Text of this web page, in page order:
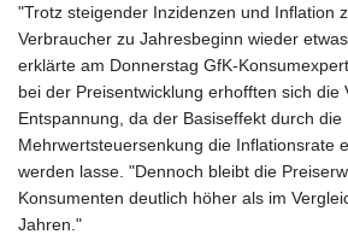
HKD
HNL
HRK
HTG
HUF
IDR
ILS
IMP
"Trotz steigender Inzidenzen und Inflation
Verbraucher zu Jahresbeginn wieder
erklärte am Donnerstag GfK-
bei der Preisentwicklung erhofften sich die
Entspannung, da der Basiseffekt durch
Mehrwertsteuersenkung die Inflationsrate
werden lasse. "Dennoch bleibt die
Konsumenten deutlich höher als im
Jahren."